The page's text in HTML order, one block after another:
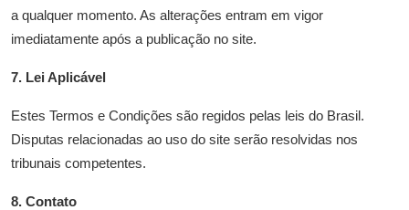
a qualquer momento. As alterações entram em vigor
imediatamente após a publicação no site.
7. Lei Aplicável
Estes Termos e Condições são regidos pelas leis do Brasil.
Disputas relacionadas ao uso do site serão resolvidas nos
tribunais competentes.
8. Contato